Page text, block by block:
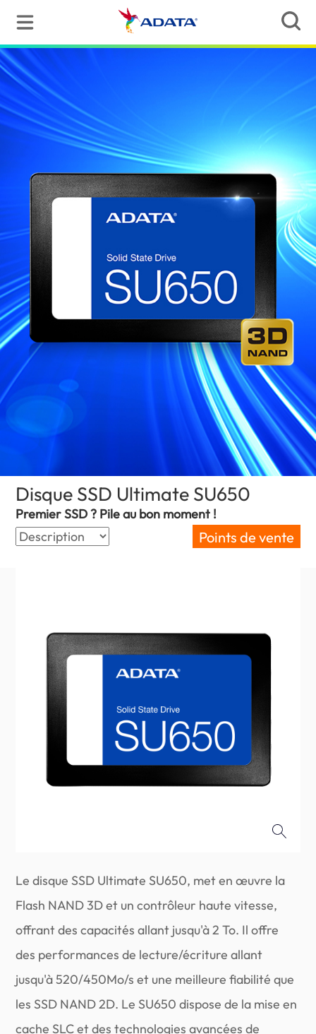
Disque SSD Ultimate SU650
Premier SSD ? Pile au bon moment !
Points de vente
Le disque SSD Ultimate SU650, met en œuvre la
Flash NAND 3D et un contrôleur haute vitesse,
offrant des capacités allant jusqu'à 2 To. Il offre
des performances de lecture/écriture allant
jusqu'à 520/450Mo/s et une meilleure fiabilité que
les SSD NAND 2D. Le SU650 dispose de la mise en
cache SLC et des technologies avancées de